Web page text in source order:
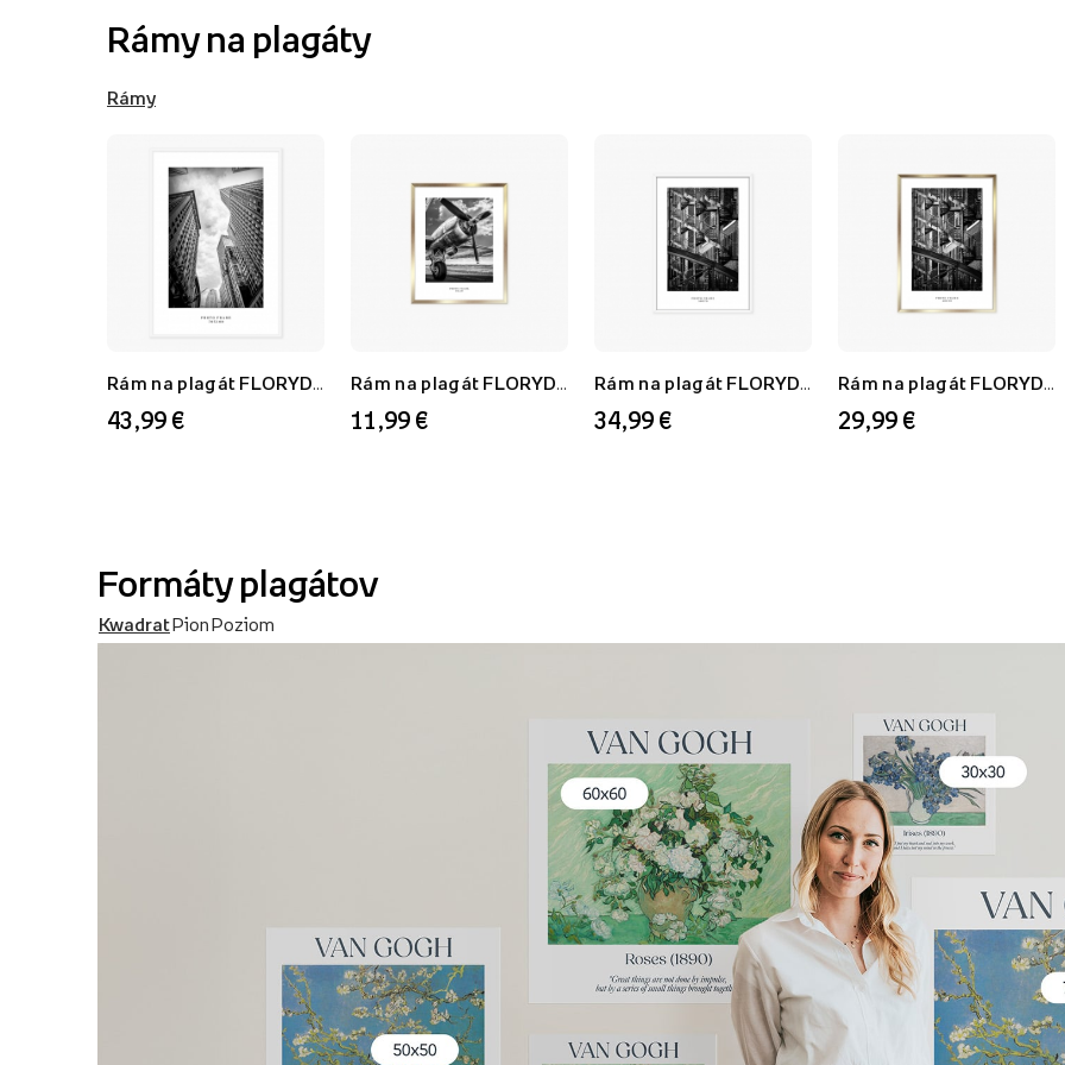
Rámy na plagáty
Rámy
Rám na plagát FLORYDA AF, biely, 70x100 cm
43,99 €
Rám na plagát FLORYDA AU, zlatý, 21x30 cm
11,99 €
Rám na plagát FLORYDA AF, biely, 60x80 cm
34,99 €
Rám na plagát FLORYDA AU, zlatý, 50x70 cm
29,99 €
Formáty plagátov
KwadratPionPoziom